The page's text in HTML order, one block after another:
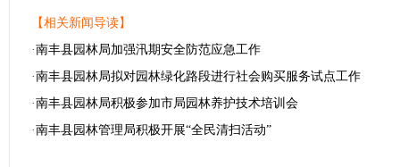
【相关新闻导读】
·南丰县园林局加强汛期安全防范应急工作
·南丰县园林局拟对园林绿化路段进行社会购买服务试点工作
·南丰县园林局积极参加市局园林养护技术培训会
·南丰县园林管理局积极开展“全民清扫活动”